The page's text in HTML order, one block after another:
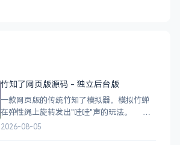
竹知了网页版源码 - 独立后台版
一款网页版的传统竹知了模拟器，模拟竹蝉
在弹性绳上旋转发出"哇哇"声的玩法。 核
心功能 网页版运行，无需下载 独立后台管
2026-08-05